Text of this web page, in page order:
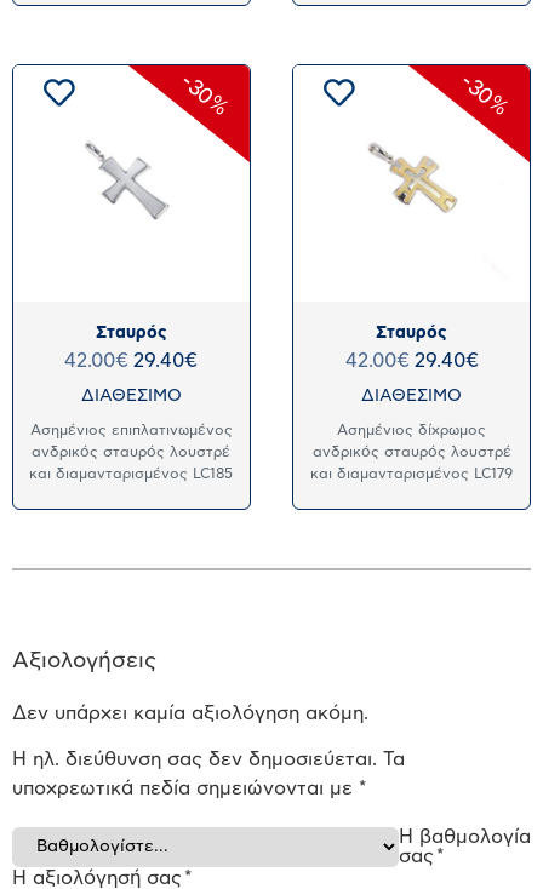
Σταυρός
42.00€ 29.40€
-30%
ΔΙΑΘΕΣΙΜΟ
Ασημένιος επιπλατινωμένος
ανδρικός σταυρός λουστρέ
και διαμανταρισμένος LC185
Σταυρός
42.00€ 29.40€
-30%
ΔΙΑΘΕΣΙΜΟ
Ασημένιος δίχρωμος
ανδρικός σταυρός λουστρέ
και διαμανταρισμένος LC179
Αξιολογήσεις
Δεν υπάρχει καμία αξιολόγηση ακόμη.
Η ηλ. διεύθυνση σας δεν δημοσιεύεται. Τα
υποχρεωτικά πεδία σημειώνονται με *
Η βαθμολογία
σας *
Η αξιολόγησή σας *